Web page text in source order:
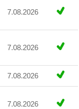
7.08.2026
7.08.2026
7.08.2026
7.08.2026